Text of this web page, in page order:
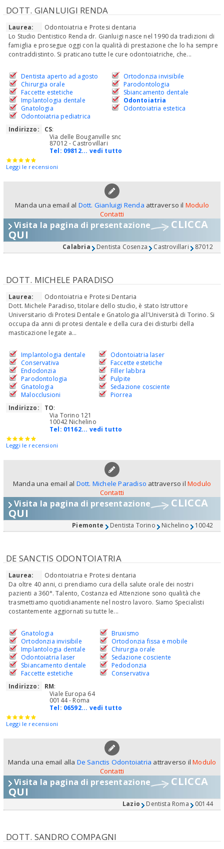
DOTT. GIANLUIGI RENDA
Laurea:
Odontoiatria e Protesi dentaria
Lo Studio Dentistico Renda dr. Gianluigi nasce nel 1990 da tradizioni di
famiglia e prosegue oggi con la qualità di prestazione che lo ha sempre
contraddistinto. Si praticano tutte le cure odontoiatriche, che...
Dentista aperto ad agosto
Chirurgia orale
Faccette estetiche
Implantologia dentale
Gnatologia
Odontoiatria pediatrica
Ortodonzia invisibile
Parodontologia
Sbiancamento dentale
Odontoiatria
Odontoiatria estetica
Indirizzo: CS:
Via delle Bouganville snc
87012 - Castrovillari
Tel: 09812... vedi tutto
Leggi le recensioni
Manda una email al Dott. Gianluigi Renda attraverso il Modulo
Contatti
Visita la pagina di presentazione CLICCA
QUI
Calabria Dentista Cosenza Castrovillari 87012
DOTT. MICHELE PARADISO
Laurea:
Odontoiatria e Protesi Dentaria
Dott. Michele Paradiso, titolare dello studio, è stato Istruttore
Universitario di Protesi Dentale e Gnatologia all'Università di Torino. Si
occupa da anni di protesi dentale e della cura dei disturbi della
masticazione legate a...
Implantologia dentale
Conservativa
Endodonzia
Parodontologia
Gnatologia
Malocclusioni
Odontoiatria laser
Faccette estetiche
Filler labbra
Pulpite
Sedazione cosciente
Piorrea
Indirizzo:
TO:
Via Torino 121
10042 Nichelino
Tel: 01162... vedi tutto
Leggi le recensioni
Manda una email al Dott. Michele Paradiso attraverso il Modulo
Contatti
Visita la pagina di presentazione CLICCA
QUI
Piemonte Dentista Torino Nichelino 10042
DE SANCTIS ODONTOIATRIA
Laurea:
Odontoiatria e Protesi dentaria
Da oltre 40 anni, ci prendiamo cura della salute orale dei nostri
pazienti a 360°. Talento, Costanza ed Attenzione sono qualità che
trasmettiamo quotidianamente nel nostro lavoro. Siamo Specialisti
costantemente aggiornati su tutte le...
Gnatologia
Ortodonzia invisibile
Implantologia dentale
Odontoiatria laser
Sbiancamento dentale
Faccette estetiche
Bruxismo
Ortodonzia fissa e mobile
Chirurgia orale
Sedazione cosciente
Pedodonzia
Conservativa
Indirizzo:
RM:
Viale Europa 64
00144 - Roma
Tel: 06592... vedi tutto
Leggi le recensioni
Manda una email alla De Sanctis Odontoiatria attraverso ilModulo
Contatti
Visita la pagina di presentazione CLICCA
QUI
Lazio Dentista Roma 00144
DOTT. SANDRO COMPAGNI